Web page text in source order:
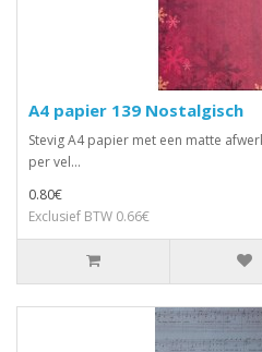
A4 papier 139 Nostalgisch
Stevig A4 papier met een matte
per vel...
0.80€
Exclusief BTW 0.66€